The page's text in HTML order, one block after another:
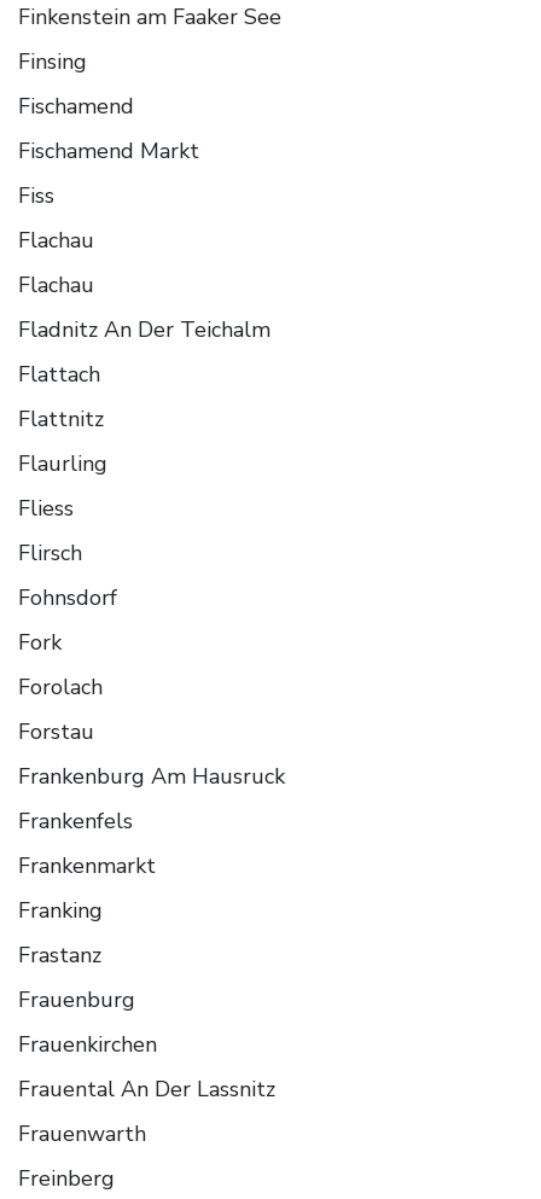
Finkenstein am Faaker See
Finsing
Fischamend
Fischamend Markt
Fiss
Flachau
Flachau
Fladnitz An Der Teichalm
Flattach
Flattnitz
Flaurling
Fliess
Flirsch
Fohnsdorf
Fork
Forolach
Forstau
Frankenburg Am Hausruck
Frankenfels
Frankenmarkt
Franking
Frastanz
Frauenburg
Frauenkirchen
Frauental An Der Lassnitz
Frauenwarth
Freinberg